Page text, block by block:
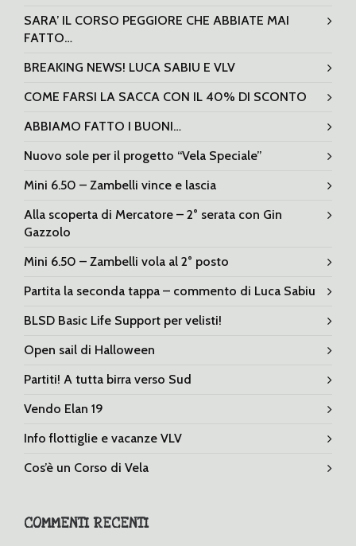
SARA’ IL CORSO PEGGIORE CHE ABBIATE MAI
FATTO…
BREAKING NEWS! LUCA SABIU E VLV
COME FARSI LA SACCA CON IL 40% DI SCONTO
ABBIAMO FATTO I BUONI…
Nuovo sole per il progetto “Vela Speciale”
Mini 6.50 – Zambelli vince e lascia
Alla scoperta di Mercatore – 2° serata con Gin
Gazzolo
Mini 6.50 – Zambelli vola al 2° posto
Partita la seconda tappa – commento di Luca Sabiu
BLSD Basic Life Support per velisti!
Open sail di Halloween
Partiti! A tutta birra verso Sud
Vendo Elan 19
Info flottiglie e vacanze VLV
Cos’è un Corso di Vela
COMMENTI RECENTI